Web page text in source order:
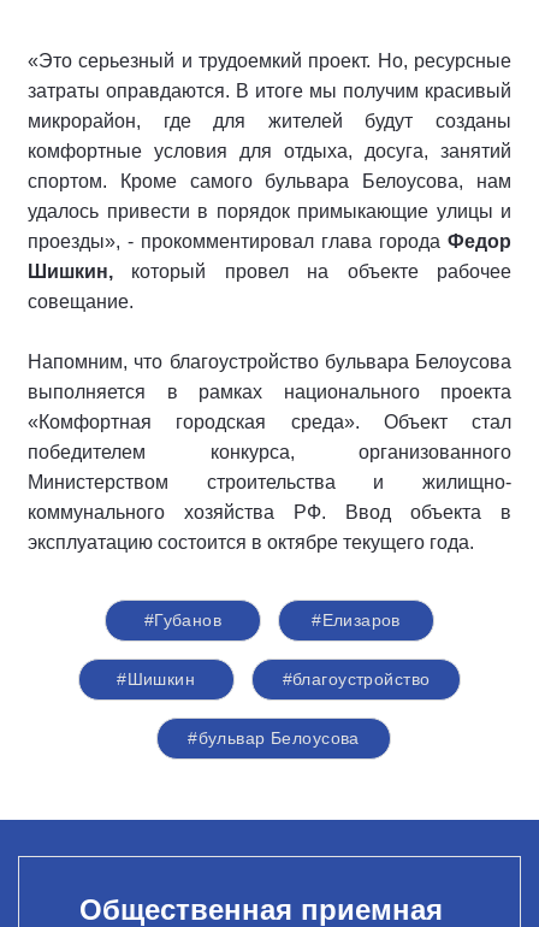
«Это серьезный и трудоемкий проект. Но, ресурсные
затраты оправдаются. В итоге мы получим красивый
микрорайон, где для жителей будут созданы
комфортные условия для отдыха, досуга, занятий
спортом. Кроме самого бульвара Белоусова, нам
удалось привести в порядок примыкающие улицы и
проезды», - прокомментировал глава города Федор
Шишкин, который провел на объекте рабочее
совещание.
Напомним, что благоустройство бульвара Белоусова
выполняется в рамках национального проекта
«Комфортная городская среда». Объект стал
победителем конкурса, организованного
Министерством строительства и жилищно-
коммунального хозяйства РФ. Ввод объекта в
эксплуатацию состоится в октябре текущего года.
#Губанов #Елизаров
#Шишкин #благоустройство
#бульвар Белоусова
Общественная приемная